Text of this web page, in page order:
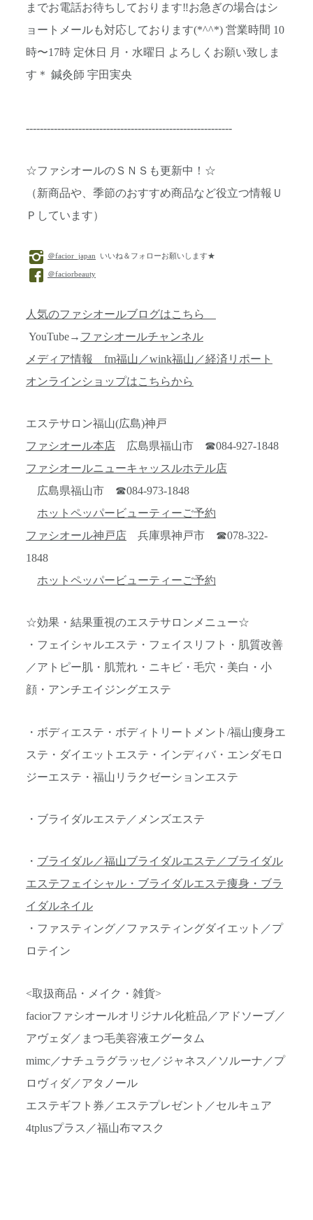
までお電話お待ちしております‼︎お急ぎの場合はシ
ョートメールも対応しております(*^^*) 営業時間 10
時〜17時 定休日 月・水曜日 よろしくお願い致しま
す＊ 鍼灸師 宇田実央
-----------------------------------------------------------
☆ファシオールのＳＮＳも更新中！☆
（新商品や、季節のおすすめ商品など役立つ情報Ｕ
Ｐしています）
＠facior_japan いいね＆フォローお願いします★
＠faciorbeauty
人気のファシオールブログはこちら
YouTube→ ファシオールチャンネル
メディア情報 fm福山／wink福山／経済リポート
オンラインショップはこちらから
エステサロン福山(広島)神戸
ファシオール本店 広島県福山市 ☎084-927-1848
ファシオールニューキャッスルホテル店
広島県福山市 ☎084-973-1848
ホットペッパービューティーご予約
ファシオール神戸店 兵庫県神戸市 ☎078-322-
1848
ホットペッパービューティーご予約
☆効果・結果重視のエステサロンメニュー☆
・フェイシャルエステ・フェイスリフト・肌質改善
／アトピー肌・肌荒れ・ニキビ・毛穴・美白・小
顔・アンチエイジングエステ
・ボディエステ・ボディトリートメント/福山痩身エ
ステ・ダイエットエステ・インディバ・エンダモロ
ジーエステ・福山リラクゼーションエステ
・ブライダルエステ／メンズエステ
・ ブライダル／福山ブライダルエステ／ブライダル
エステフェイシャル・ブライダルエステ痩身・ブラ
イダルネイル
・ファスティング／ファスティングダイエット／プ
ロテイン
<取扱商品・メイク・雑貨>
faciorファシオールオリジナル化粧品／アドソーブ／
アヴェダ／まつ毛美容液エグータム
mimc／ナチュラグラッセ／ジャネス／ソルーナ／プ
ロヴィダ／アタノール
エステギフト券／エステプレゼント／セルキュア
4tplusプラス／福山布マスク